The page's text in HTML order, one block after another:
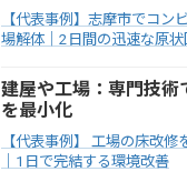
【代表事例】志摩市でコン
場解体｜2日間の迅速な原
建屋や工場：専門技術
を最小化
【代表事例】 工場の床改修
｜1日で完結する環境改善